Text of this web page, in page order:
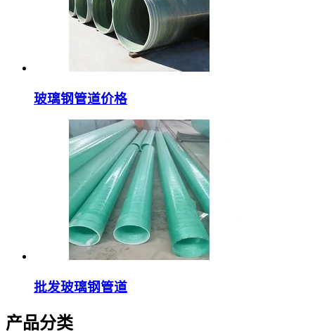
玻璃钢管道价格
批发玻璃钢管道
产品分类